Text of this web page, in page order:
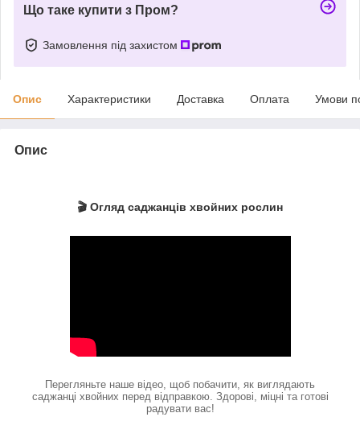
Що таке купити з Пром?
Замовлення під захистом
Опис Характеристики Доставка Оплата Умови
Опис
🎬 Огляд саджанців хвойних рослин
Перегляньте наше відео, щоб побачити, як виглядають
саджанці хвойних перед відправкою. Здорові, міцні та готові
радувати вас!